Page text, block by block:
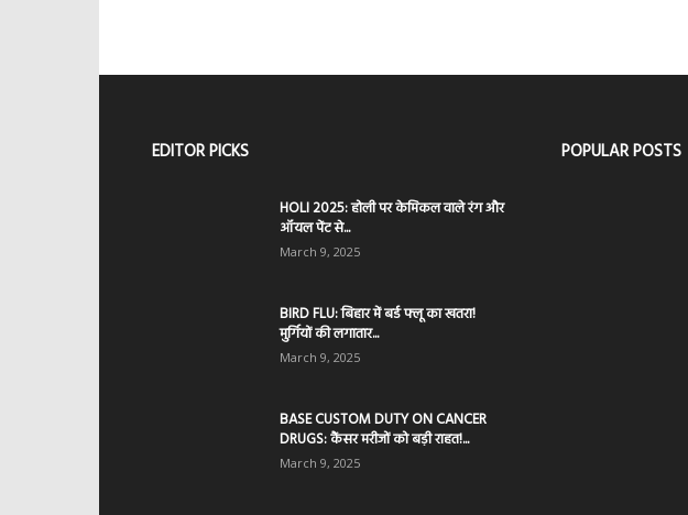
EDITOR PICKS
HOLI 2025: होली पर केमिकल वाले रंग और
ऑयल पेंट से...
March 9, 2025
BIRD FLU: बिहार में बर्ड फ्लू का खतरा!
मुर्गियों की लगातार...
March 9, 2025
BASE CUSTOM DUTY ON CANCER
DRUGS: कैंसर मरीजों को बड़ी राहत!...
March 9, 2025
POPULAR POSTS